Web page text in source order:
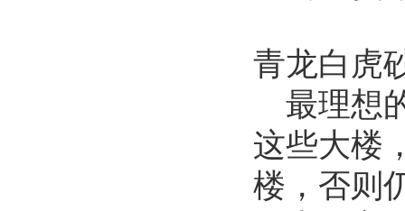
青龙白虎
最理想
这些大楼
楼，否则